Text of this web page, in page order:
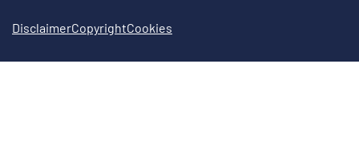
DisclaimerCopyrightCookies